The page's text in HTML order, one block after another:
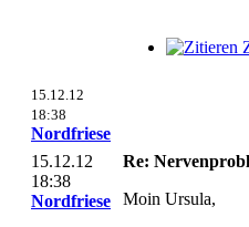
15.12.12
18:38
Nordfriese
15.12.12
18:38
Nordfriese
Re:
Moin Ursula,